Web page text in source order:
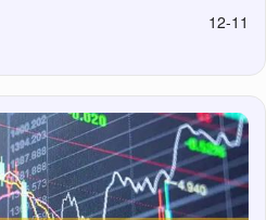
12-11